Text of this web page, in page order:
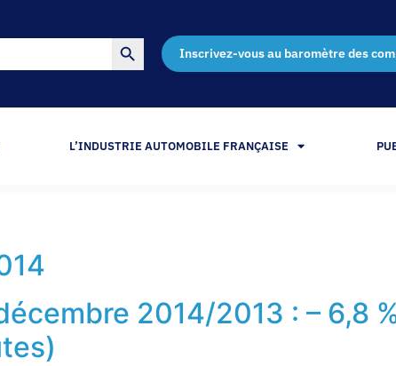
Search Button
Inscrivez-vous au baromètre des
L’INDUSTRIE AUTOMOBILE FRANÇAISE
2014/2013 : – 6,8